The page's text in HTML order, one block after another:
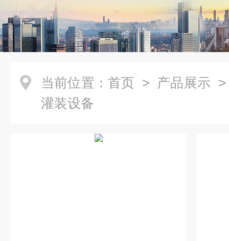
当前位置： 首页 > 产品展示
灌装设备